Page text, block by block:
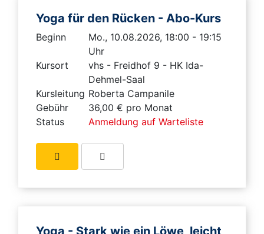
Yoga für den Rücken - Abo-Kurs
Beginn
Mo., 10.08.2026, 18:00 - 19:15
Uhr
Kursort
vhs - Freidhof 9 - HK Ida-
Dehmel-Saal
Kursleitung Roberta Campanile
Gebühr
36,00 € pro Monat
Status
Anmeldung auf Warteliste
Yoga - Stark wie ein Löwe, leicht